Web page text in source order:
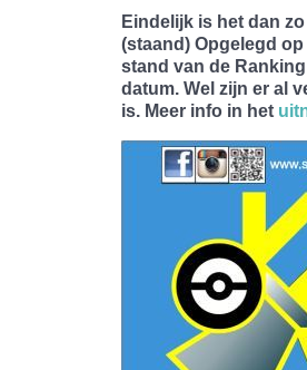
Eindelijk is het dan
(staand) Opgelegd
stand van de
datum. Wel zijn er al
is. Meer info in het